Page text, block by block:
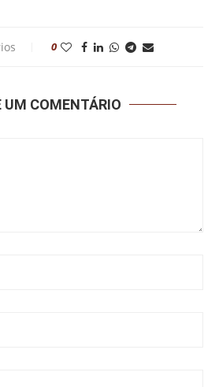
0
UM COMENTÁRIO